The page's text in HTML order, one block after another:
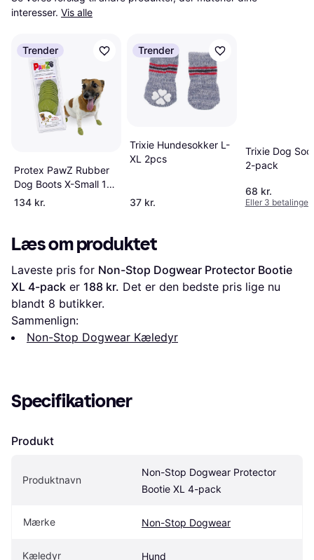
interesser. Vis alle
Trender
Protex PawZ Rubber
Dog Boots X-Small 12-
pack
134 kr.
Trender
Trixie Hundesokker L-
XL 2pcs
37 kr.
Trixie Dog
2-pack
68 kr.
Eller 3 betalinger
Læs om produktet
Laveste pris for Non-Stop Dogwear Protector Bootie
XL 4-pack er 188 kr. Det er den bedste pris lige nu
blandt 8 butikker.
Sammenlign:
Non-Stop Dogwear Kæledyr
Specifikationer
Produkt
Produktnavn
Non-Stop Dogwear Protector
Bootie XL 4-pack
Mærke Non-Stop Dogwear
Kæledyr Hund